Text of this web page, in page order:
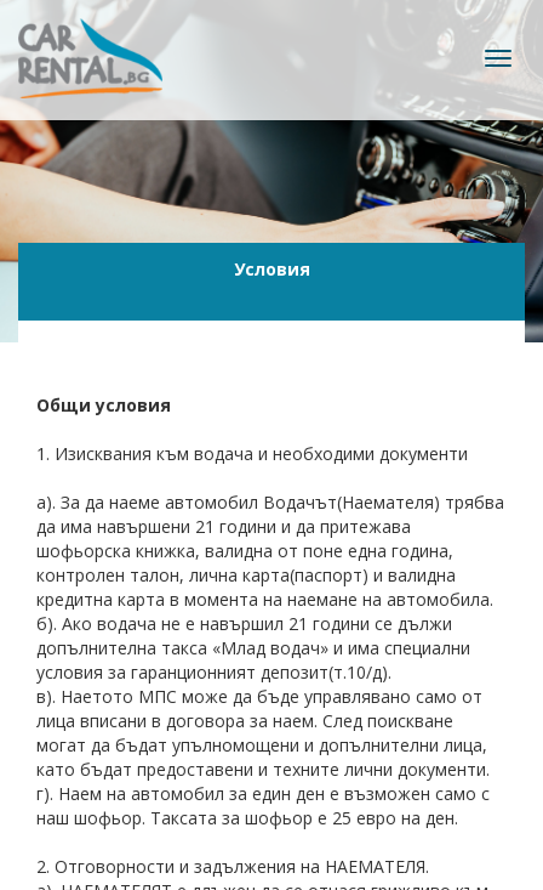
Условия
Общи условия
1. Изисквания към водача и необходими документи
а). За да наеме автомобил Водачът(Наемателя) трябва
да има навършени 21 години и да притежава
шофьорска книжка, валидна от поне една година,
контролен талон, лична карта(паспорт) и валидна
кредитна карта в момента на наемане на автомобила.
б). Ако водача не е навършил 21 години се дължи
допълнителна такса «Млад водач» и има специални
условия за гаранционният депозит(т.10/д).
в). Наетото МПС може да бъде управлявано само от
лица вписани в договора за наем. След поискване
могат да бъдат упълномощени и допълнителни лица,
като бъдат предоставени и техните лични документи.
г). Наем на автомобил за един ден е възможен само с
наш шофьор. Таксата за шофьор е 25 евро на ден.
2. Отговорности и задължения на НАЕМАТЕЛЯ.